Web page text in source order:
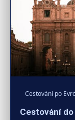
Cestování po
Cestování